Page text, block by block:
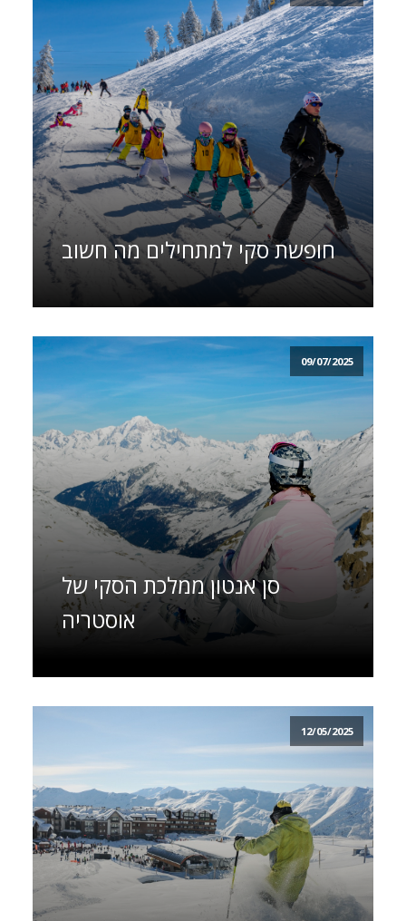
חופשת סקי למתחילים מה חשוב
09/07/2025
סן אנטון ממלכת הסקי של
אוסטריה
12/05/2025